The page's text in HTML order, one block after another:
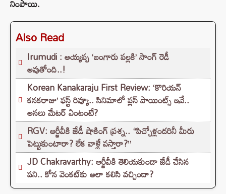
నింపాయి.
Also Read
Irumudi : అయ్యప్ప ‘బంగారు పల్లకి’ సాంగ్ రెడీ
అవుతోంది..!
Korean Kanakaraju First Review: ‘కొరియన్
కనకరాజు’ ఫస్ట్ రివ్యూ.. సినిమాలో ప్లస్ పాయింట్స్ ఇవే..
అసలు మేటర్ ఏంటంటే?
RGV: ఆర్జీవీకి జేడీ షాకింగ్ ప్రశ్న.. “పిచ్చోళ్లందరినీ మీరు
పెట్టుకుంటారా? లేక వాళ్లే వస్తారా?”
JD Chakravarthy: ఆర్జీవీకి తెలియకుండా జేడీ చేసిన
పని.. కోన వెంకట్‌కు అలా కలిసి వచ్చిందా?